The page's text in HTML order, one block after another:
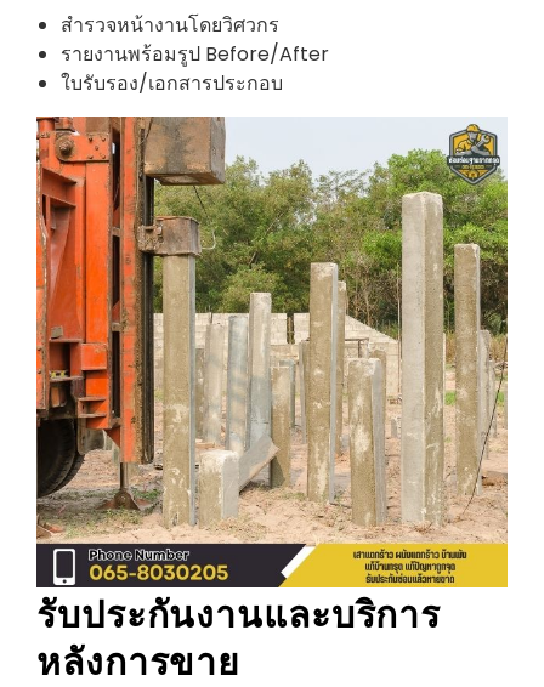
สำรวจหน้างานโดยวิศวกร
รายงานพร้อมรูป Before/After
ใบรับรอง/เอกสารประกอบ
รับประกันงานและบริการ
หลังการขาย